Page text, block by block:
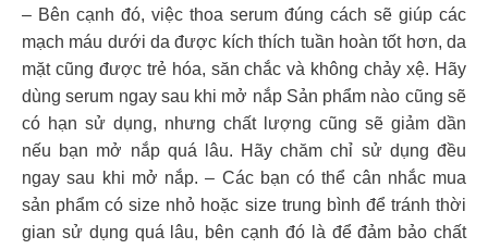
– Bên cạnh đó, việc thoa serum đúng cách sẽ giúp các
mạch máu dưới da được kích thích tuần hoàn tốt hơn, da
mặt cũng được trẻ hóa, săn chắc và không chảy xệ. Hãy
dùng serum ngay sau khi mở nắp Sản phẩm nào cũng sẽ
có hạn sử dụng, nhưng chất lượng cũng sẽ giảm dần
nếu bạn mở nắp quá lâu. Hãy chăm chỉ sử dụng đều
ngay sau khi mở nắp. – Các bạn có thể cân nhắc mua
sản phẩm có size nhỏ hoặc size trung bình để tránh thời
gian sử dụng quá lâu, bên cạnh đó là để đảm bảo chất